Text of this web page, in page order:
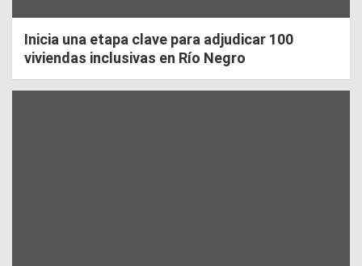
Inicia una etapa clave para adjudicar 100
viviendas inclusivas en Río Negro